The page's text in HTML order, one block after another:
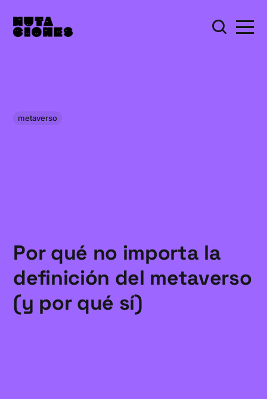
metaverso
Por qué no importa la
definición del metaverso
(y por qué sí)